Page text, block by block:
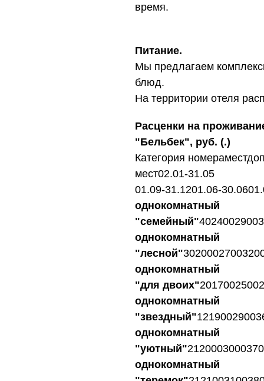
время.
Питание.
Мы предлагаем
блюд.
На территории отеля
Расценки на
"Бельбек", руб. (.)
Категория
мест02.01-31.05
01.09-31.1201.06-
однокомнатный
"семейный"
однокомнатный
"лесной"
однокомнатный
"для двоих"
однокомнатный
"звездный"
однокомнатный
"уютный"
однокомнатный